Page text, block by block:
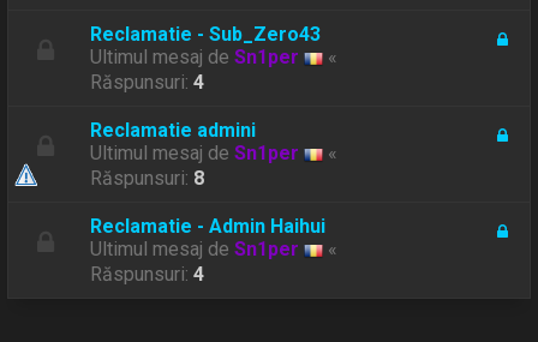
Reclamatie - Sub_Zero43
Ultimul mesaj deSn1per
«
Răspunsuri:4
Reclamatie admini
Ultimul mesaj deSn1per
«
Răspunsuri: 8
Reclamatie - Admin Haihui
Ultimul mesaj deSn1per
«
Răspunsuri:4